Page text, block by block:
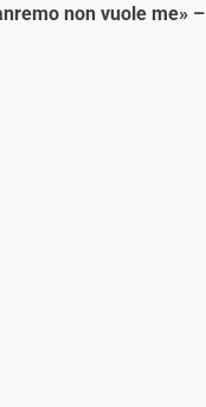
non vuole me»